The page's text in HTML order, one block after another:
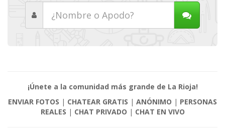
¡Únete a la comunidad más grande de La Rioja!
ENVIAR FOTOS | CHATEAR GRATIS | ANÓNIMO | PERSONAS
REALES | CHAT PRIVADO | CHAT EN VIVO